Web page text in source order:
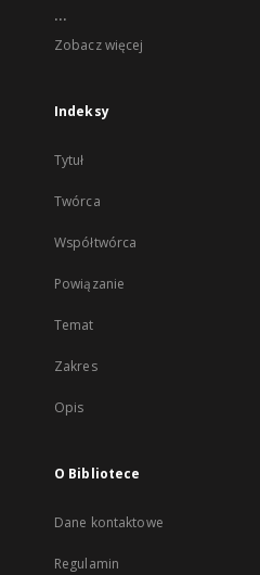
...
Zobacz więcej
Indeksy
Tytuł
Twórca
Współtwórca
Powiązanie
Temat
Zakres
Opis
O Bibliotece
Dane kontaktowe
Regulamin